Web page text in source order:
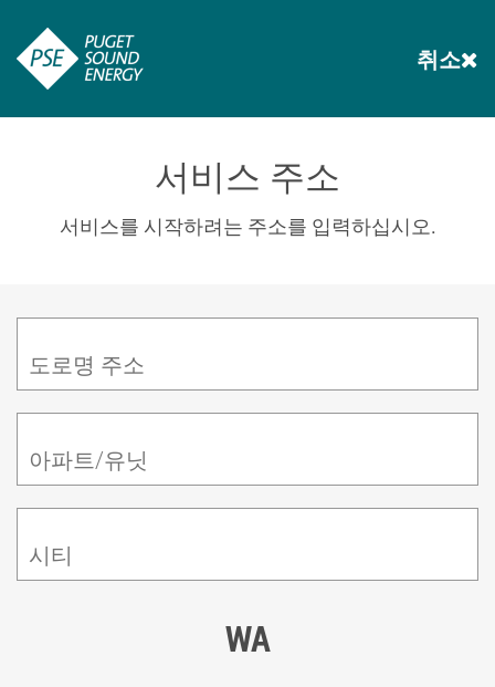
취소
서비스 주소
서비스를 시작하려는 주소를 입력하십시오.
도로명 주소
아파트/유닛
시티
WA